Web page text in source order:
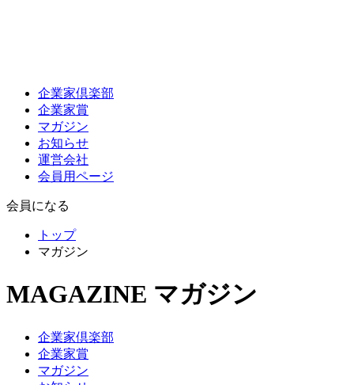
企業家倶楽部
企業家賞
マガジン
お知らせ
運営会社
会員用ページ
会員になる
トップ
マガジン
MAGAZINE マガジン
企業家倶楽部
企業家賞
マガジン